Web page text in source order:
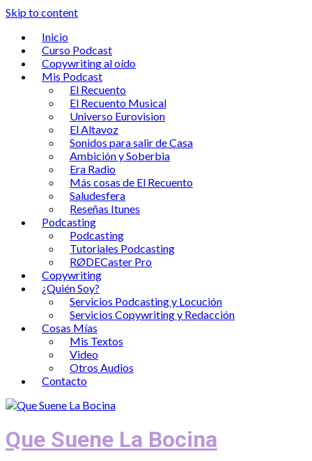
Skip to content
Inicio
Curso Podcast
Copywriting al oído
Mis Podcast
El Recuento
El Recuento Musical
Universo Eurovision
El Altavoz
Sonidos para salir de Casa
Ambición y Soberbia
Era Radio
Más cosas de El Recuento
Saludesfera
Reseñas Itunes
Podcasting
Podcasting
Tutoriales Podcasting
RØDECaster Pro
Copywriting
¿Quién Soy?
Servicios Podcasting y Locución
Servicios Copywriting y Redacción
Cosas Mías
Mis Textos
Video
Otros Audios
Contacto
Que Suene La Bocina